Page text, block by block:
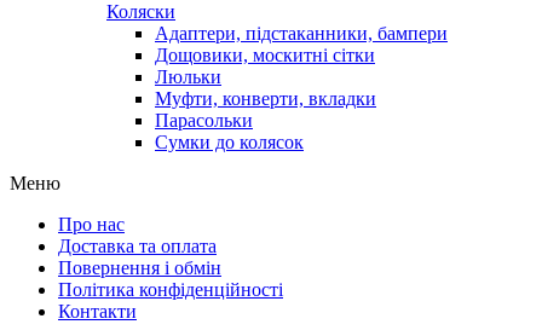
Коляски
Адаптери, підстаканники, бампери
Дощовики, москитні сітки
Люльки
Муфти, конверти, вкладки
Парасольки
Сумки до колясок
Меню
Про нас
Доставка та оплата
Повернення і обмін
Політика конфіденційності
Контакти